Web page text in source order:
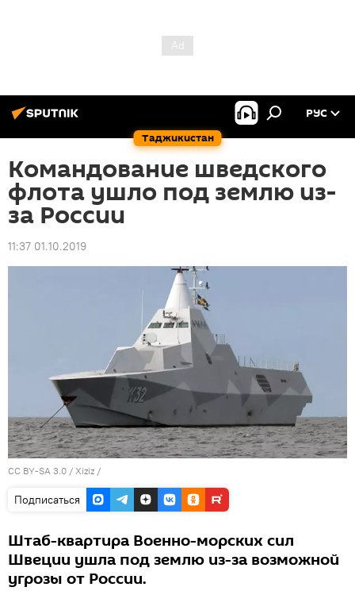
Таджикистан
РУС
Командование шведского
флота ушло под землю из-
за России
11:37 01.10.2019
CC BY-SA 3.0 / Xiziz /
Подписаться
Штаб-квартира Военно-морских сил
Швеции ушла под землю из-за возможной
угрозы от России.